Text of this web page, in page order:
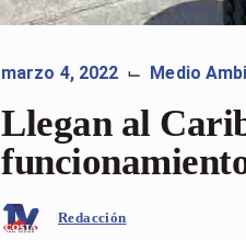
marzo 4, 2022 ⌙ Medio
Llegan al
Redacción